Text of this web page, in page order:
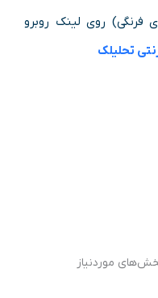
فرنگی) روی لینک روبرو
تحلیلک
موردنیاز